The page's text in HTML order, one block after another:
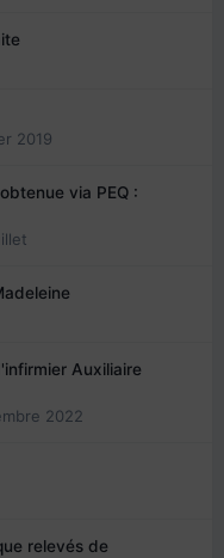
2019
via PEQ :
Auxiliaire
2022
relevés de